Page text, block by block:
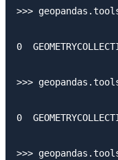
>>>
0
>>>
0
>>>